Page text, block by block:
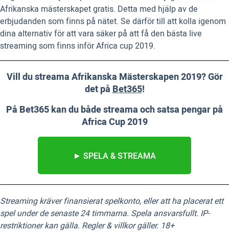
Afrikanska mästerskapet gratis. Detta med hjälp av de
erbjudanden som finns på nätet. Se därför till att kolla igenom
dina alternativ för att vara säker på att få den bästa live
streaming som finns inför Africa cup 2019.
Vill du streama Afrikanska Mästerskapen 2019? Gör
det påBet365!
På Bet365 kan du både streama och satsa pengar på
Africa Cup 2019
► SPELA & STREAMA
Streaming kräver finansierat spelkonto, eller att ha placerat ett
spel under de senaste 24 timmarna. Spela ansvarsfullt. IP-
restriktioner kan gälla. Regler & villkor gäller. 18+